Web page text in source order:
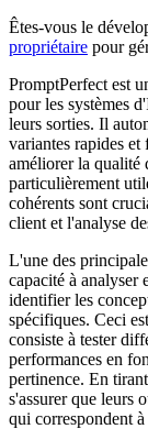
Êtes-vous le
propriétaire pour
PromptPerfect est
pour les systèmes
leurs sorties. Il
variantes rapides
améliorer la qualité
particulièrement
cohérents sont
client et l'analyse
L'une des
capacité à analyser
identifier les
spécifiques. Ceci
consiste à tester
performances en
pertinence. En
s'assurer que leurs
qui correspondent